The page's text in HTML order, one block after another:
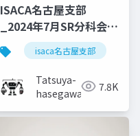
ISACA名古屋支部
_2024年7月SR分科会_
スレットハンティング
isaca名古屋支部
Tatsuya-
hasegawa
7.8K